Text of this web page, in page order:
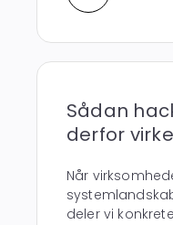
Sådan
derfor
Når
deler vi